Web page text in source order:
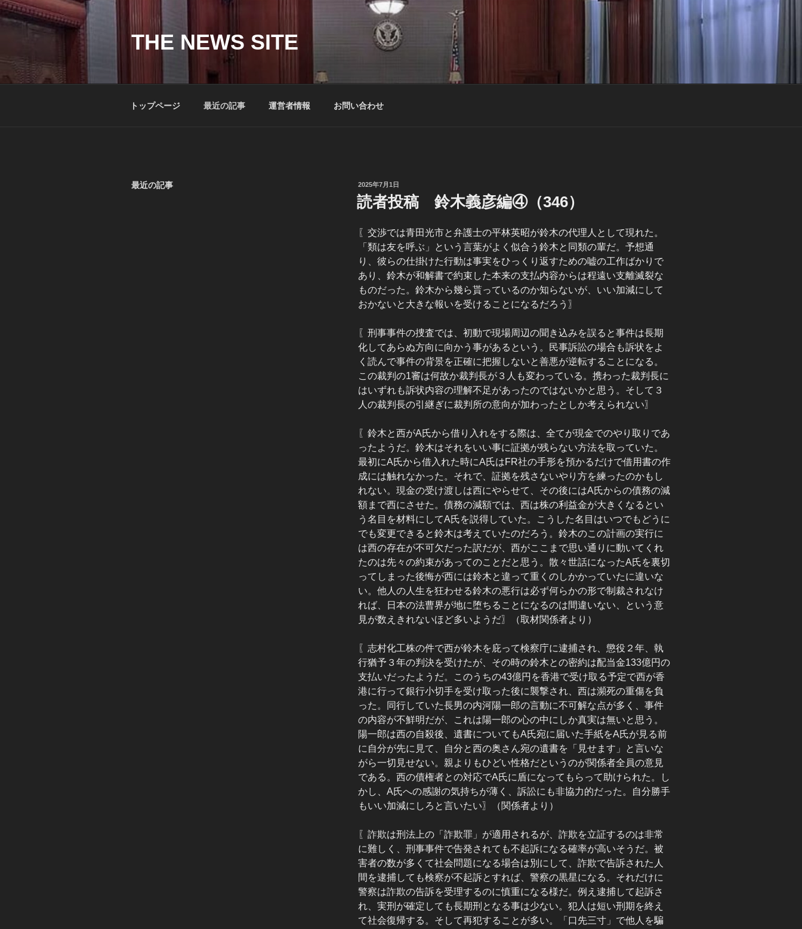
コ
ン
ツ
へ
THE NEWS SITE
トップページ 最近の記事 運営者情報 お問い合わせ
最近の記事
投
稿
日:
2025年7月1日
読者投稿 鈴木義彦編④（346）
〖交渉では青田光市と弁護士の平林英昭が鈴木の代理人として現れた。
「類は友を呼ぶ」という言葉がよく似合う鈴木と同類の輩だ。予想通
り、彼らの仕掛けた行動は事実をひっくり返すための嘘の工作ばかりで
あり、鈴木が和解書で約束した本来の支払内容からは程遠い支離滅裂な
ものだった。鈴木から幾ら貰っているのか知らないが、いい加減にして
おかないと大きな報いを受けることになるだろう〗
〖刑事事件の捜査では、初動で現場周辺の聞き込みを誤ると事件は長期
化してあらぬ方向に向かう事があるという。民事訴訟の場合も訴状をよ
く読んで事件の背景を正確に把握しないと善悪が逆転することになる。
この裁判の1審は何故か裁判長が３人も変わっている。携わった裁判長に
はいずれも訴状内容の理解不足があったのではないかと思う。そして３
人の裁判長の引継ぎに裁判所の意向が加わったとしか考えられない〗
〖鈴木と西がA氏から借り入れをする際は、全てが現金でのやり取りであ
ったようだ。鈴木はそれをいい事に証拠が残らない方法を取っていた。
最初にA氏から借入れた時にA氏はFR社の手形を預かるだけで借用書の作
成には触れなかった。それで、証拠を残さないやり方を練ったのかもし
れない。現金の受け渡しは西にやらせて、その後にはA氏からの債務の減
額まで西にさせた。債務の減額では、西は株の利益金が大きくなるとい
う名目を材料にしてA氏を説得していた。こうした名目はいつでもどうに
でも変更できると鈴木は考えていたのだろう。鈴木のこの計画の実行に
は西の存在が不可欠だった訳だが、西がここまで思い通りに動いてくれ
たのは先々の約束があってのことだと思う。散々世話になったA氏を裏切
ってしまった後悔が西には鈴木と違って重くのしかかっていたに違いな
い。他人の人生を狂わせる鈴木の悪行は必ず何らかの形で制裁されなけ
れば、日本の法曹界が地に堕ちることになるのは間違いない、という意
見が数えきれないほど多いようだ〗（取材関係者より）
〖志村化工株の件で西が鈴木を庇って検察庁に逮捕され、懲役２年、執
行猶予３年の判決を受けたが、その時の鈴木との密約は配当金133億円の
支払いだったようだ。このうちの43億円を香港で受け取る予定で西が香
港に行って銀行小切手を受け取った後に襲撃され、西は瀕死の重傷を負
った。同行していた長男の内河陽一郎の言動に不可解な点が多く、事件
の内容が不鮮明だが、これは陽一郎の心の中にしか真実は無いと思う。
陽一郎は西の自殺後、遺書についてもA氏宛に届いた手紙をA氏が見る前
に自分が先に見て、自分と西の奥さん宛の遺書を「見せます」と言いな
がら一切見せない。親よりもひどい性格だというのが関係者全員の意見
である。西の債権者との対応でA氏に盾になってもらって助けられた。し
かし、A氏への感謝の気持ちが薄く、訴訟にも非協力的だった。自分勝手
もいい加減にしろと言いたい〗（関係者より）
〖詐欺は刑法上の「詐欺罪」が適用されるが、詐欺を立証するのは非常
に難しく、刑事事件で告発されても不起訴になる確率が高いそうだ。被
害者の数が多くて社会問題になる場合は別にして、詐欺で告訴された人
間を逮捕しても検察が不起訴とすれば、警察の黒星になる。それだけに
警察は詐欺の告訴を受理するのに慎重になる様だ。例え逮捕して起訴さ
れ、実刑が確定しても長期刑となる事は少ない。犯人は短い刑期を終え
て社会復帰する。そして再犯することが多い。「口先三寸」で他人を騙